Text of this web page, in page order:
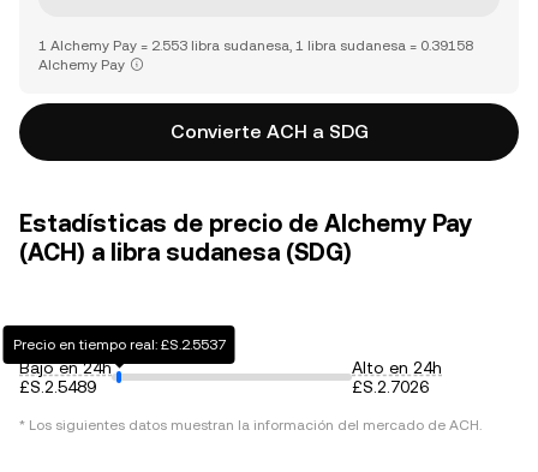
1 Alchemy Pay = 2.553 libra sudanesa, 1 libra sudanesa = 0.39158
Alchemy Pay
Convierte ACH a SDG
Estadísticas de precio de Alchemy Pay
(ACH) a libra sudanesa (SDG)
Bajo en 24h
£S.2.5489
Precio en tiempo real: £S.2.5537
Alto en 24h
£S.2.7026
* Los siguientes datos muestran la información del mercado de ACH.